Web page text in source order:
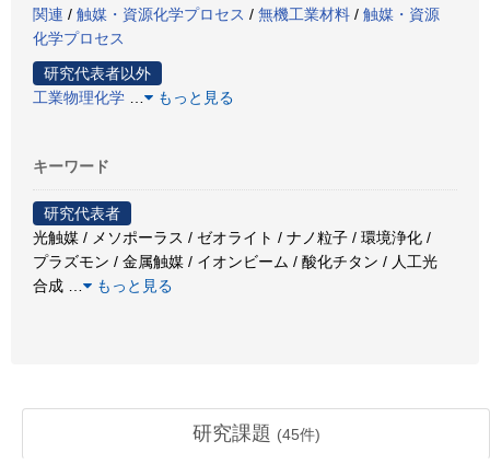
関連 / 触媒・資源化学プロセス / 無機工業材料 / 触媒・資源
化学プロセス
研究代表者以外
工業物理化学
もっと見る
キーワード
研究代表者
光触媒 / メソポーラス / ゼオライト / ナノ粒子 / 環境浄化 /
プラズモン / 金属触媒 / イオンビーム / 酸化チタン / 人工光
合成
もっと見る
研究課題 (45件)